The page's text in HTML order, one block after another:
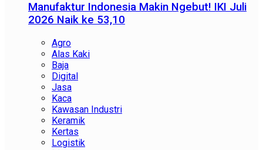
Manufaktur Indonesia Makin Ngebut! IKI Juli
2026 Naik ke 53,10
Agro
Alas Kaki
Baja
Digital
Jasa
Kaca
Kawasan Industri
Keramik
Kertas
Logistik